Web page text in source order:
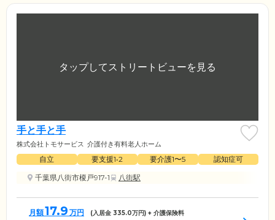
手と手と手
株式会社トモサービス 介護付き有料老人ホーム
自立 要支援1•2 要介護1〜5
認知症可
千葉県八街市榎戸917-1
八街駅
月額17.9 万円 (入居金 335.0万円) + 介護保険料